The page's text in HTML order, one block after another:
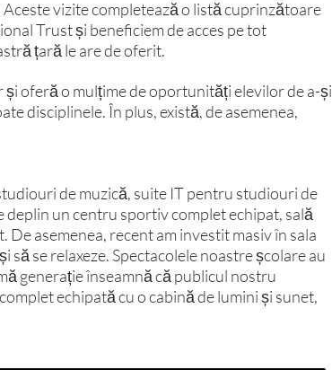
vizite completează o listă cuprinzătoare
Trust și beneficiem de acces pe tot
țară le are de oferit.
oferă o mulțime de oportunități elevilor de a-și
disciplinele. În plus, există, de asemenea,
de muzică, suite IT pentru studiouri de
un centru sportiv complet echipat, sală
asemenea, recent am investit masiv în sala
se relaxeze. Spectacolele noastre școlare au
generație înseamnă că publicul nostru
echipată cu o cabină de lumini și sunet,